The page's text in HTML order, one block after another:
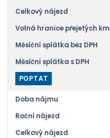
Celkový nájezd
Volná hranice přejetých km
Měsíční splátka bez DPH
Měsíční splátka s DPH
POPTAT
Doba nájmu
Roční nájezd
Celkový nájezd